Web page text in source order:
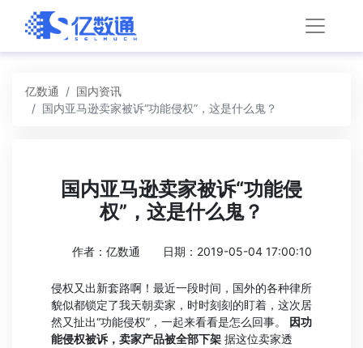
亿数通
国内资讯
国内亚马逊卖家被诉“功能侵权”，这是什么鬼？
国内亚马逊卖家被诉“功能侵
权”，这是什么鬼？
作者：亿数通 日期：2019-05-04 17:00:10
侵权又出新套路啊！最近一段时间，国外的各种律所
貌似都锁定了我天朝卖家，时时刻刻的盯着，这次居
然又扯出“功能侵权”，一起来看看是怎么回事。 因功
能侵权被诉，卖家产品被全部下架 据这位卖家透